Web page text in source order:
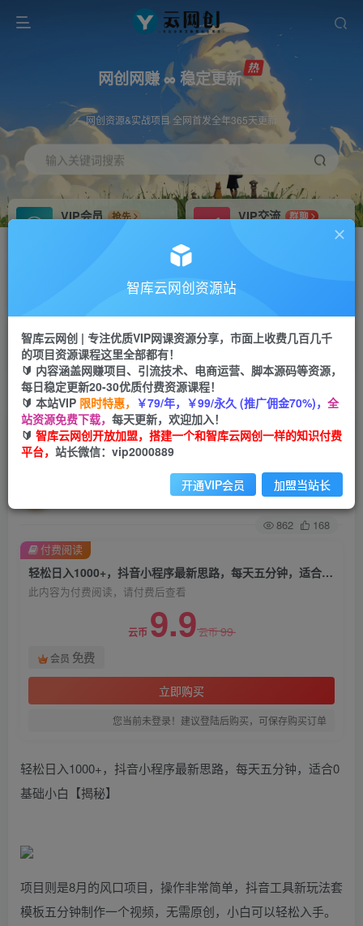
网创网赚 ∞ 稳定更新
网创资源&实战项目 全网首发全年365天更新
输入关键词搜索
VIP会员
抢先
VIP交流
群聊
研究探讨更多创业项目路子。
会员专属推广链接
网赚网创 项目
365天稳定跟新
APP下载
GO
首页 创业课程 会员免费 正文
轻松日入1000+，抖音小程序最新思路，每天五分
钟，适合0基础小白【揭秘】
关注 私信
862 168
轻松日入1000+，抖音小程序最新思路，每天五分钟，适合0基础小白【揭秘】
此内容为付费阅读，请付费后查看
云币 9.9云币99
会员 免费
立即购买
您当前未登录！建议登陆后购买，可保存购买订单
付费阅读
轻松日入1000+，抖音小程序最新思路，每天五分钟，适合0
基础小白【揭秘】
项目则是8月的风口项目，操作非常简单，抖音工具新玩法套
模板五分钟制作一个视频，无需原创，小白可以轻松入手。
智库云网创资源站
智库云网创 | 专注优质VIP网课资源分享，市面上收费几百几千
的项目资源课程这里全部都有！
🔰 内容涵盖网赚项目、引流技术、电商运营、脚本源码等资源，
每日稳定更新20-30优质付费资源课程！
🔰 本站VIP 限时特惠， ￥79/年，￥99/永久 (推广佣金70%)， 全
站资源免费下载， 每天更新，欢迎加入！
🔰 智库云网创开放加盟，搭建一个和智库云网创一样的知识付费
平台， 站长微信：vip2000889
开通VIP会员 加盟当站长